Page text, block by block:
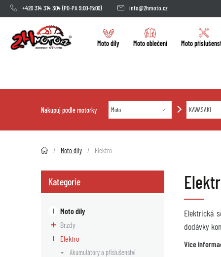
+420 314 314 304(PO-PA 9:00-15:00) info@2hmoto.cz
Moto díly Moto oblečení Moto
Nakupuj podle motorky
2HMOTO.cz Moto díly Elektro
Kategorie
Moto díly
Brzdy
Elektro
Akumulátory a příslušenství
Elektrická
dodávky
Více